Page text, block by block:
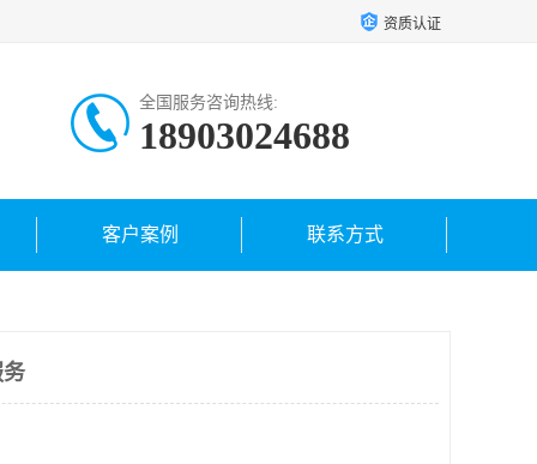
资质认证
全国服务咨询热线:
18903024688
客户案例 联系方式